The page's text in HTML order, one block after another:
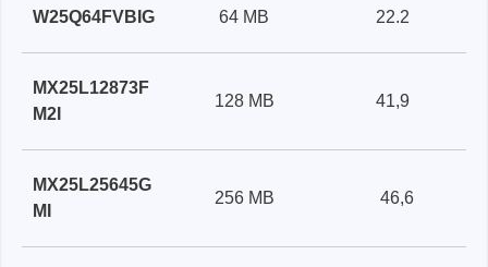
W25Q64FVBIG 64 MB 22.2
MX25L12873F
M2I
128 MB 41,9
MX25L25645G
MI
256 MB 46,6